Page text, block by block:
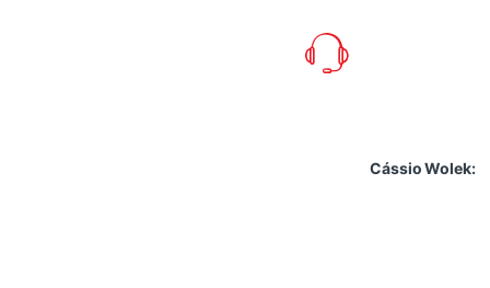
Cássio Wolek: